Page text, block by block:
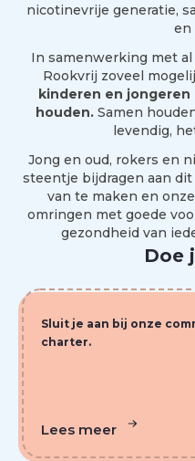
nicotinevrije generatie,
en
In samenwerking met
Rookvrij zoveel
kinderen en
houden. Samen
levendig,
Jong en oud, rokers en
steentje bijdragen aan
van te maken en
omringen met goede
gezondheid van
Doe
Sluit je aan bij onze
charter.
Lees meer